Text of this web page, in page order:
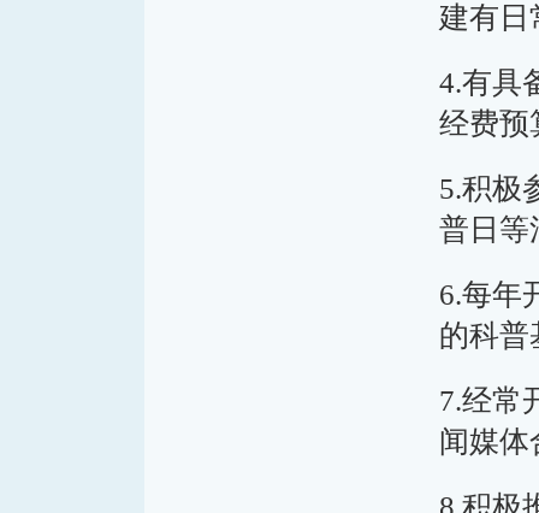
建有日
4.有具
经费预
5.积极
普日等
6.每年
的科普
7.经常
闻媒体
8.积极